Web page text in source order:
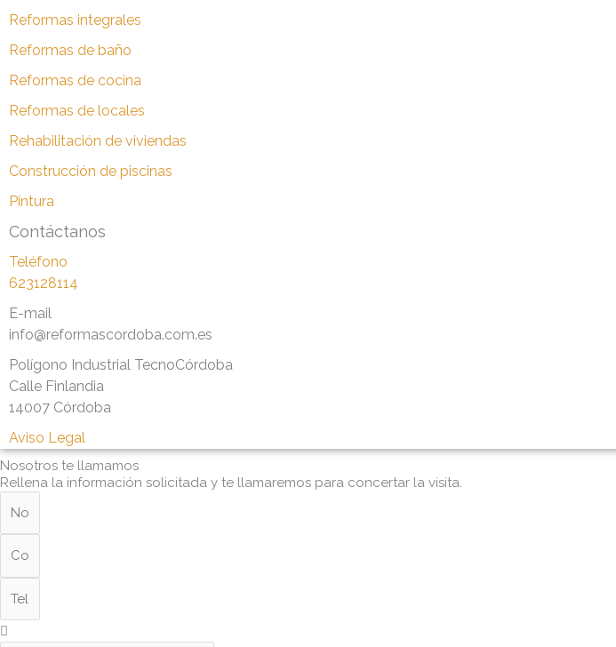
Reformas integrales
Reformas de baño
Reformas de cocina
Reformas de locales
Rehabilitación de viviendas
Construcción de piscinas
Pintura
Contáctanos
Teléfono
623128114
E-mail
info@reformascordoba.com.es
Polígono Industrial TecnoCórdoba
Calle Finlandia
14007 Córdoba
Aviso Legal
Nosotros te llamamos
Rellena la información solicitada y te llamaremos para concertar la visita.